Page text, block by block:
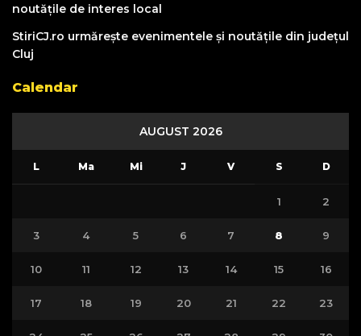
noutățile de interes local
StiriCJ.ro urmărește evenimentele și noutățile din județul
Cluj
Calendar
AUGUST 2026
L Ma Mi J V S D
1 2
3 4 5 6 7 8 9
10 11 12 13 14 15 16
17 18 19 20 21 22 23